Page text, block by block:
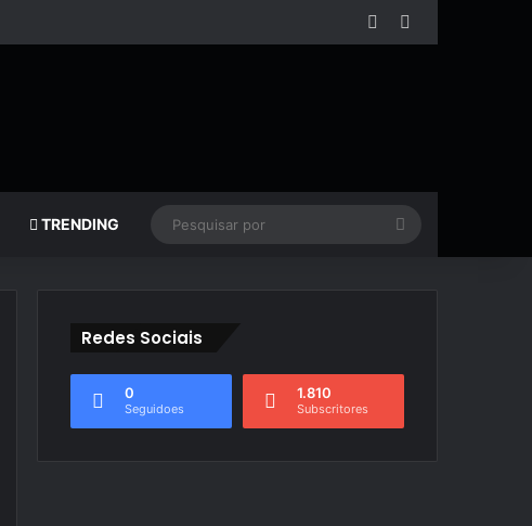
Facebook
TRENDING
Pesquisar
Redes Sociais
0
Seguidoes
1.810
Subscritores